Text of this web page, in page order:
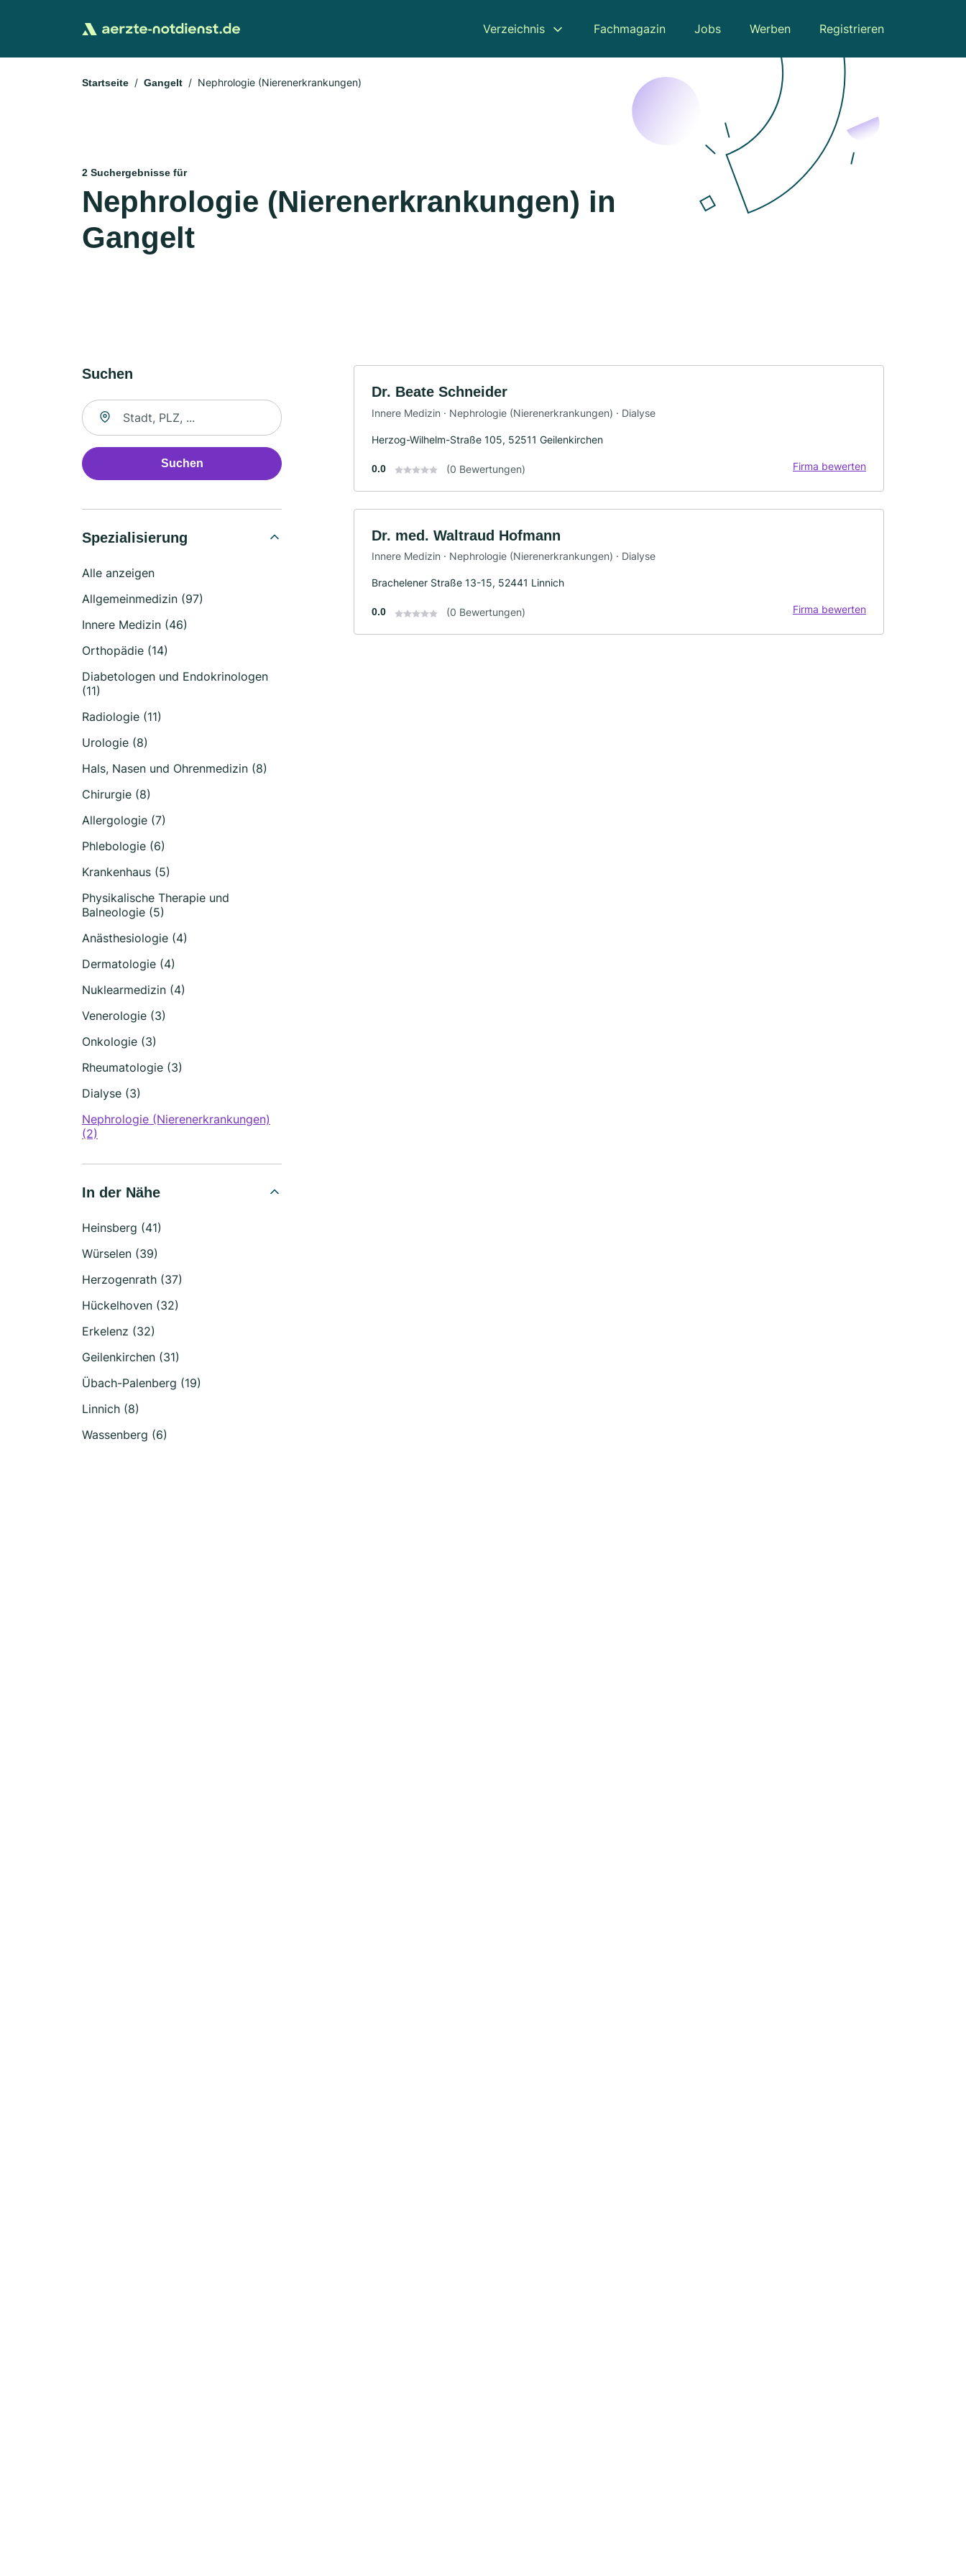
Verzeichnis Fachmagazin Jobs Werben Registrieren
Startseite Gangelt Nephrologie (Nierenerkrankungen)
2 Suchergebnisse für
Nephrologie (Nierenerkrankungen) in
Gangelt
Suchen
Suche nach Ort
Suchen
Spezialisierung
Alle anzeigen
Allgemeinmedizin (97)
Innere Medizin (46)
Orthopädie (14)
Diabetologen und Endokrinologen
(11)
Radiologie (11)
Urologie (8)
Hals, Nasen und Ohrenmedizin (8)
Chirurgie (8)
Allergologie (7)
Phlebologie (6)
Krankenhaus (5)
Physikalische Therapie und
Balneologie (5)
Anästhesiologie (4)
Dermatologie (4)
Nuklearmedizin (4)
Venerologie (3)
Onkologie (3)
Rheumatologie (3)
Dialyse (3)
Nephrologie (Nierenerkrankungen)
(2)
In der Nähe
Heinsberg (41)
Würselen (39)
Herzogenrath (37)
Hückelhoven (32)
Erkelenz (32)
Geilenkirchen (31)
Übach-Palenberg (19)
Linnich (8)
Wassenberg (6)
Dr. Beate Schneider
Innere Medizin · Nephrologie (Nierenerkrankungen) · Dialyse
Herzog-Wilhelm-Straße 105, 52511 Geilenkirchen
0.0 (0 Bewertungen) Firma bewerten
Dr. med. Waltraud Hofmann
Innere Medizin · Nephrologie (Nierenerkrankungen) · Dialyse
Brachelener Straße 13-15, 52441 Linnich
0.0 (0 Bewertungen) Firma bewerten